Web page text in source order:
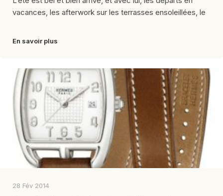
vacances, les afterwork sur les terrasses ensoleillées, le
En savoir plus
28 Fév 2014